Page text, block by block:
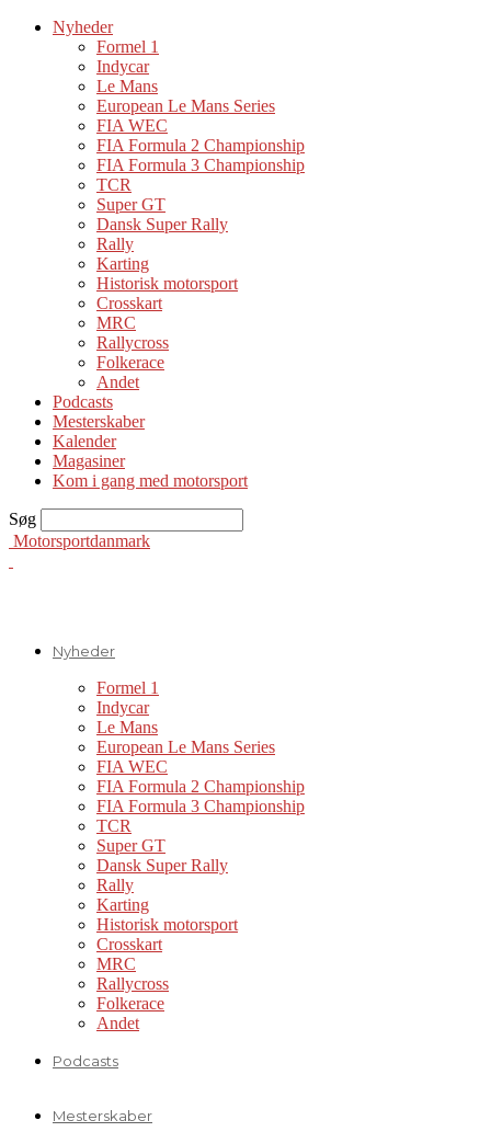
Nyheder
Formel 1
Indycar
Le Mans
European Le Mans Series
FIA WEC
FIA Formula 2 Championship
FIA Formula 3 Championship
TCR
Super GT
Dansk Super Rally
Rally
Karting
Historisk motorsport
Crosskart
MRC
Rallycross
Folkerace
Andet
Podcasts
Mesterskaber
Kalender
Magasiner
Kom i gang med motorsport
Søg
Motorsportdanmark
Nyheder
Formel 1
Indycar
Le Mans
European Le Mans Series
FIA WEC
FIA Formula 2 Championship
FIA Formula 3 Championship
TCR
Super GT
Dansk Super Rally
Rally
Karting
Historisk motorsport
Crosskart
MRC
Rallycross
Folkerace
Andet
Podcasts
Mesterskaber